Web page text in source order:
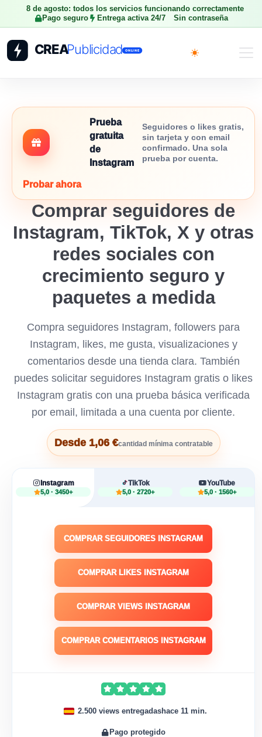
8 de agosto: todos los servicios funcionando correctamente
Pago seguro
Entrega activa 24/7 Sin contraseña
Toggle theme
Comprar seguidores de
Instagram, TikTok, X y otras
redes sociales con
crecimiento seguro y
paquetes a medida
Compra seguidores Instagram, followers para
Instagram, likes, me gusta, visualizaciones y
comentarios desde una tienda clara. También
puedes solicitar seguidores Instagram gratis o likes
Instagram gratis con una prueba básica verificada
por email, limitada a una cuenta por cliente.
Desde 1,06 €cantidad mínima contratable
Prueba
gratuita
de
Instagram
Seguidores o likes gratis,
sin tarjeta y con email
confirmado. Una sola
prueba por cuenta.
Probar ahora
Instagram
5,0 · 3450+
TikTok
5,0 · 2720+
YouTube
5,0 · 1560+
COMPRAR SEGUIDORES INSTAGRAM
COMPRAR LIKES INSTAGRAM
COMPRAR VIEWS INSTAGRAM
COMPRAR COMENTARIOS INSTAGRAM
2.500 views entregadashace 11 min.
Pago protegido